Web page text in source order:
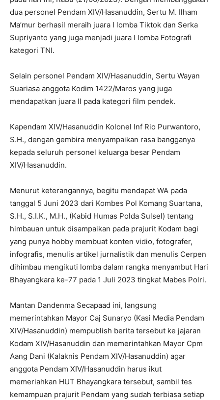
dua personel Pendam XIV/Hasanuddin, Sertu M. Ilham
Ma’mur berhasil meraih juara I lomba Tiktok dan Serka
Supriyanto yang juga menjadi juara I lomba Fotografi
kategori TNI.
Selain personel Pendam XIV/Hasanuddin, Sertu Wayan
Suariasa anggota Kodim 1422/Maros yang juga
mendapatkan juara II pada kategori film pendek.
Kapendam XIV/Hasanuddin Kolonel Inf Rio Purwantoro,
S.H., dengan gembira menyampaikan rasa bangganya
kepada seluruh personel keluarga besar Pendam
XIV/Hasanuddin.
Menurut keterangannya, begitu mendapat WA pada
tanggal 5 Juni 2023 dari Kombes Pol Komang Suartana,
S.H., S.I.K., M.H., (Kabid Humas Polda Sulsel) tentang
himbauan untuk disampaikan pada prajurit Kodam bagi
yang punya hobby membuat konten vidio, fotografer,
infografis, menulis artikel jurnalistik dan menulis Cerpen
dihimbau mengikuti lomba dalam rangka menyambut Hari
Bhayangkara ke-77 pada 1 Juli 2023 tingkat Mabes Polri.
Mantan Dandenma Secapaad ini, langsung
memerintahkan Mayor Caj Sunaryo (Kasi Media Pendam
XIV/Hasanuddin) mempublish berita tersebut ke jajaran
Kodam XIV/Hasanuddin dan memerintahkan Mayor Cpm
Aang Dani (Kalaknis Pendam XIV/Hasanuddin) agar
anggota Pendam XIV/Hasanuddin harus ikut
memeriahkan HUT Bhayangkara tersebut, sambil tes
kemampuan prajurit Pendam yang sudah terbiasa setiap